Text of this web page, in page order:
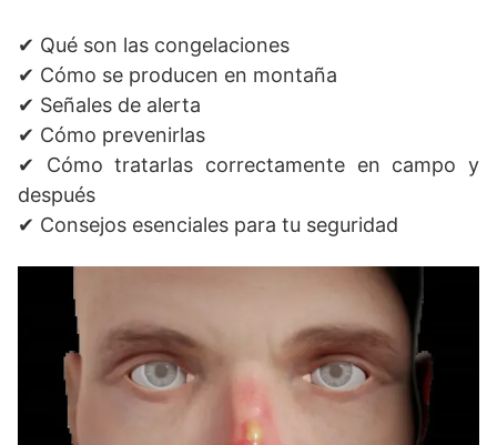
✔ Qué son las congelaciones
✔ Cómo se producen en montaña
✔ Señales de alerta
✔ Cómo prevenirlas
✔ Cómo tratarlas correctamente en campo y
después
✔ Consejos esenciales para tu seguridad